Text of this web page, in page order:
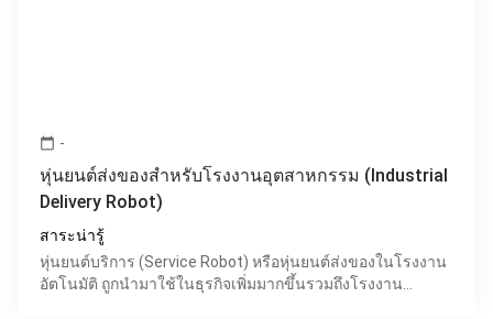
calendar_today -
หุ่นยนต์ส่งของสำหรับโรงงานอุตสาหกรรม (Industrial
Delivery Robot)
สาระน่ารู้
หุ่นยนต์บริการ (Service Robot) หรือหุ่นยนต์ส่งของในโรงงาน
อัตโนมัติ ถูกนำมาใช้ในธุรกิจเพิ่มมากขึ้นรวมถึงโรงงาน